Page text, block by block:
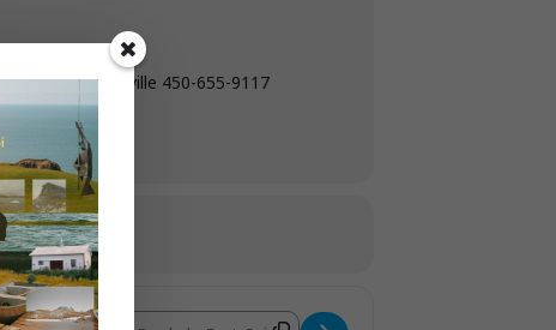
Louis Boucherville 450-655-9117
Goguen [poZIwmzLt]
Destination Address - Jazz jam Rive-Sud avec le